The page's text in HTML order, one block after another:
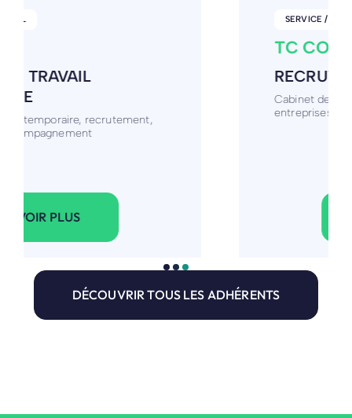
RECRUTEMENT
Cabinet de recrutement qui accompagne les
DÉCOUVRIR TOUS LES ADHÉRENTS